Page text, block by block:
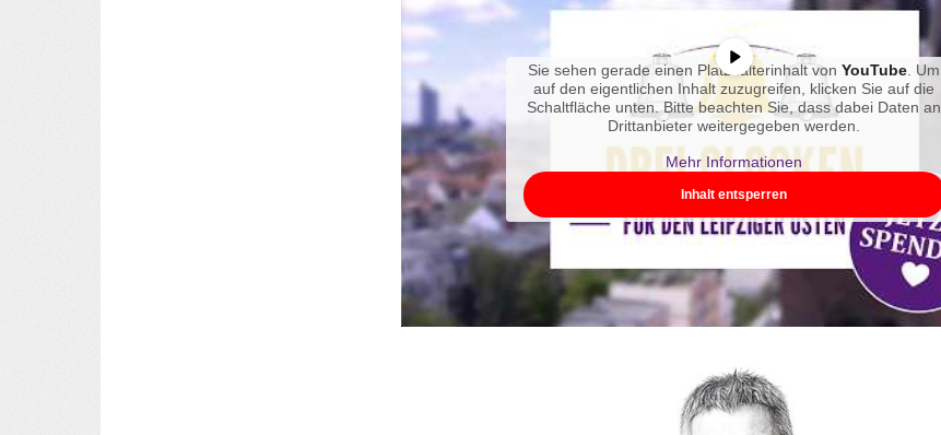
Sie sehen gerade einen Platzhalterinhalt vonYouTube. Um
auf den eigentlichen Inhalt zuzugreifen, klicken Sie auf die
Schaltfläche unten. Bitte beachten Sie, dass dabei Daten an
Drittanbieter weitergegeben werden.
Mehr Informationen
Inhalt entsperren